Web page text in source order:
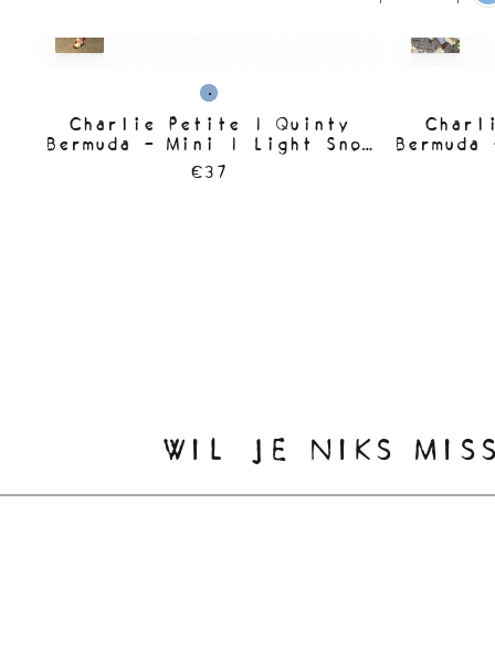
Charlie Petite | Quinty
Bermuda - Mini | Light Snow
Wash
€37
WIL JE NIKS